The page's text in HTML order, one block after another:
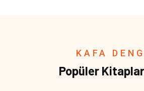
KAFA
Popüler